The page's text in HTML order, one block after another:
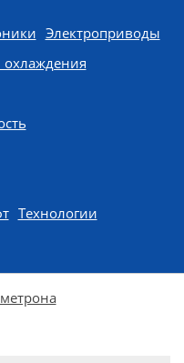
Электроприводы
Технологии